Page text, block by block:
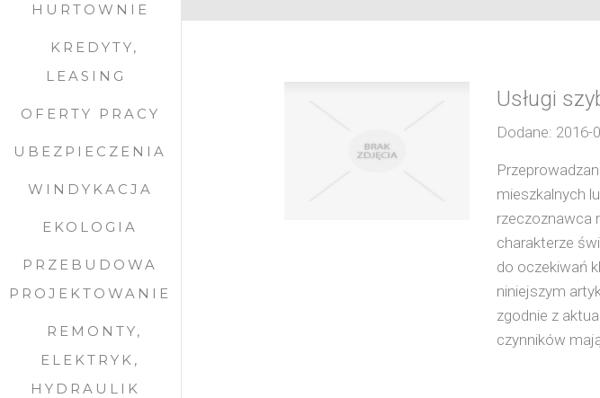
HURTOWNIE
KREDYTY,
LEASING
OFERTY PRACY
UBEZPIECZENIA
WINDYKACJA
EKOLOGIA
PRZEBUDOWA
PROJEKTOWANIE
REMONTY,
ELEKTRYK,
HYDRAULIK
Usługi
Dodane: 2016-
mieszkalnych
rzeczoznawca
charakterze
do oczekiwań
niniejszym
zgodnie z
czynników